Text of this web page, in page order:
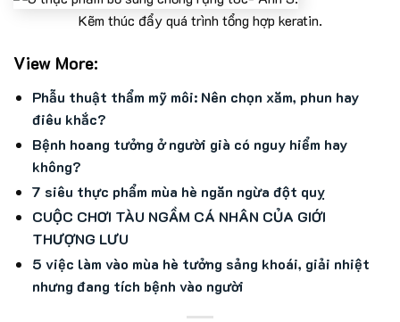
Kẽm thúc đẩy quá trình tổng hợp keratin.
View More:
Phẫu thuật thẩm mỹ môi: Nên chọn xăm, phun hay
điêu khắc?
Bệnh hoang tưởng ở người già có nguy hiểm hay
không?
7 siêu thực phẩm mùa hè ngăn ngừa đột quỵ
CUỘC CHƠI TÀU NGẦM CÁ NHÂN CỦA GIỚI
THƯỢNG LƯU
5 việc làm vào mùa hè tưởng sảng khoái, giải nhiệt
nhưng đang tích bệnh vào người